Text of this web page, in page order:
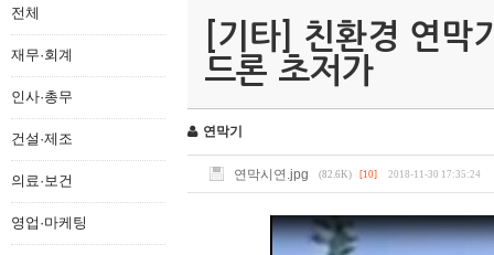
전체
재무·회계
인사·총무
건설·제조
의료·보건
영업·마케팅
[기타] 친환경 연막
드론 초저가
연막기
연막시연.jpg (82.6K) [10] 2018-11-30 17:35:24